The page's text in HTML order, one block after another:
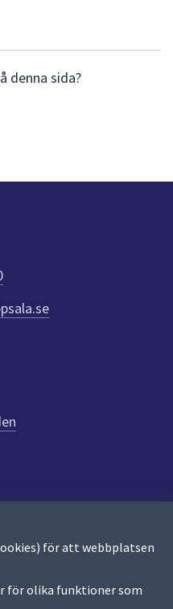
för att webbplatsen
för olika funktioner som
denna sida?